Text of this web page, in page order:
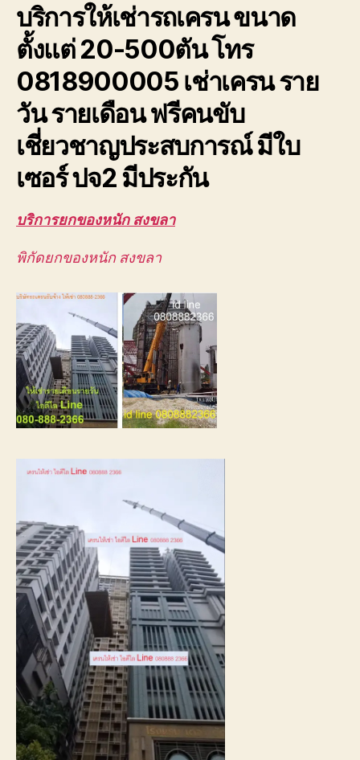
ของ
ขึ้น
ดาดฟ้า
ตึก
สูง
ยก
ส่ง
ชิ้น
บริการให้เช่ารถเครน ขนาด
ตั้งแต่ 20-500ตัน โทร
0818900005 เช่าเครน ราย
วัน รายเดือน ฟรีคนขับ
เชี่ยวชาญประสบการณ์ มีใบ
เซอร์ ปจ2 มีประกัน
บริการยกของหนัก สงขลา
พิกัดยกของหนัก สงขลา